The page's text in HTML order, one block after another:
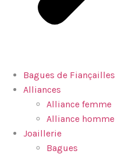
Bagues de Fiançailles
Alliances
Alliance femme
Alliance homme
Joaillerie
Bagues